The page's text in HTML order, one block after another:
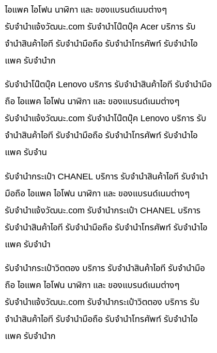
ไอแพค ไอโฟน นาฬิกา และ ของแบรนด์เนมต่างๆ
รับจํานําแจ้งวัฒนะ.com รับจำนำโน๊ตบุ๊ค Acer บริการ รับ
จำนำสินค้าไอที รับจำนำมือถือ รับจำนำโทรศัพท์ รับจำนำไอ
แพค รับจำนำก
รับจำนำโน๊ตบุ๊ค Lenovo บริการ รับจำนำสินค้าไอที รับจำนำมือ
ถือ ไอแพค ไอโฟน นาฬิกา และ ของแบรนด์เนมต่างๆ
รับจํานําแจ้งวัฒนะ.com รับจำนำโน๊ตบุ๊ค Lenovo บริการ รับ
จำนำสินค้าไอที รับจำนำมือถือ รับจำนำโทรศัพท์ รับจำนำไอ
แพค รับจำน
รับจำนำกระเป๋า CHANEL บริการ รับจำนำสินค้าไอที รับจำนำ
มือถือ ไอแพค ไอโฟน นาฬิกา และ ของแบรนด์เนมต่างๆ
รับจํานําแจ้งวัฒนะ.com รับจำนำกระเป๋า CHANEL บริการ
รับจำนำสินค้าไอที รับจำนำมือถือ รับจำนำโทรศัพท์ รับจำนำไอ
แพค รับจำนำ
รับจำนำกระเป๋าวิตตอง บริการ รับจำนำสินค้าไอที รับจำนำมือ
ถือ ไอแพค ไอโฟน นาฬิกา และ ของแบรนด์เนมต่างๆ
รับจํานําแจ้งวัฒนะ.com รับจำนำกระเป๋าวิตตอง บริการ รับ
จำนำสินค้าไอที รับจำนำมือถือ รับจำนำโทรศัพท์ รับจำนำไอ
แพค รับจำนำก